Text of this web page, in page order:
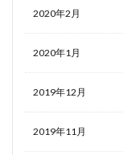
2020年2月
2020年1月
2019年12月
2019年11月